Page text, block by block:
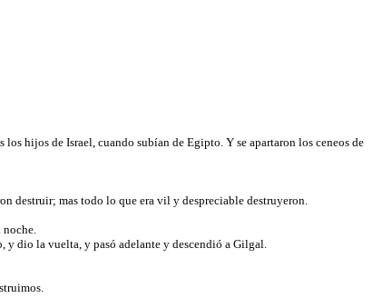
hijos de Israel, cuando subían de Egipto. Y se apartaron los ceneos de
destruir; mas todo lo que era vil y despreciable destruyeron.
noche.
y dio la vuelta, y pasó adelante y descendió a Gilgal.